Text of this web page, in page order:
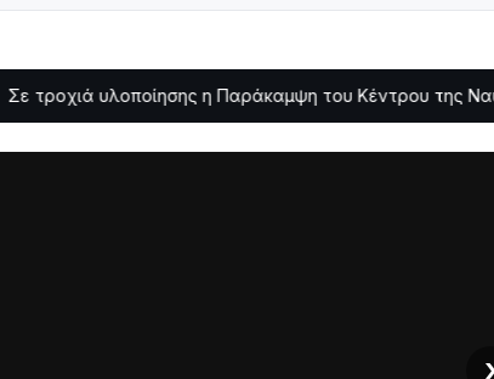
υλοποίησης η Παράκαμψη του Κέντρου της Ναυπάκτου